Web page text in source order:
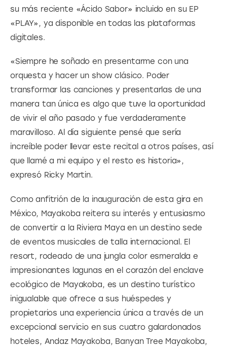
su más reciente «Ácido Sabor» incluido en su EP
«PLAY», ya disponible en todas las plataformas
digitales.
«Siempre he soñado en presentarme con una
orquesta y hacer un show clásico. Poder
transformar las canciones y presentarlas de una
manera tan única es algo que tuve la oportunidad
de vivir el año pasado y fue verdaderamente
maravilloso. Al día siguiente pensé que sería
increíble poder llevar este recital a otros países, así
que llamé a mi equipo y el resto es historia»,
expresó Ricky Martin.
Como anfitrión de la inauguración de esta gira en
México, Mayakoba reitera su interés y entusiasmo
de convertir a la Riviera Maya en un destino sede
de eventos musicales de talla internacional. El
resort, rodeado de una jungla color esmeralda e
impresionantes lagunas en el corazón del enclave
ecológico de Mayakoba, es un destino turístico
inigualable que ofrece a sus huéspedes y
propietarios una experiencia única a través de un
excepcional servicio en sus cuatro galardonados
hoteles, Andaz Mayakoba, Banyan Tree Mayakoba,